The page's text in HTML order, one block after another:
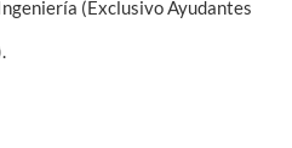
(Exclusivo Ayudantes